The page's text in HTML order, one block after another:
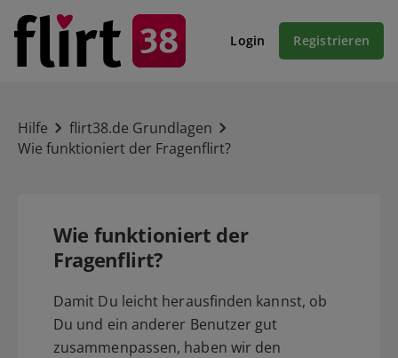
Login Registrieren
Hilfe
flirt38.de Grundlagen
Wie funktioniert der Fragenflirt?
Wie funktioniert der
Fragenflirt?
Damit Du leicht herausfinden kannst, ob
Du und ein anderer Benutzer gut
zusammenpassen, haben wir den